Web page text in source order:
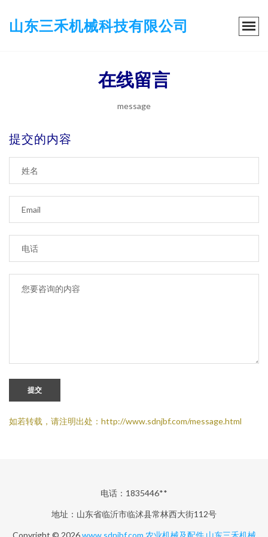
山东三禾机械科技有限公司
在线留言
message
提交的内容
提交
如若转载，请注明出处：http://www.sdnjbf.com/message.html
电话：1835446**
地址：山东省临沂市临沭县常林西大街112号
Copyright © 2026www.sdnjbf.com 农业机械及配件 山东三禾机械